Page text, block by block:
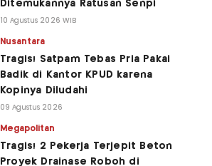
Ditemukannya Ratusan Senpi
10 Agustus 2026 WIB
Nusantara
Tragis! Satpam Tebas Pria Pakai
Badik di Kantor KPUD karena
Kopinya Diludahi
09 Agustus 2026
Megapolitan
Tragis! 2 Pekerja Terjepit Beton
Proyek Drainase Roboh di